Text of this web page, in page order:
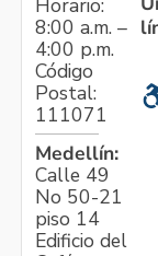
Horario:
8:00 a.m. –
4:00 p.m.
Código
Postal:
111071
Medellín:
Calle 49
No 50-21
piso 14
Edificio del